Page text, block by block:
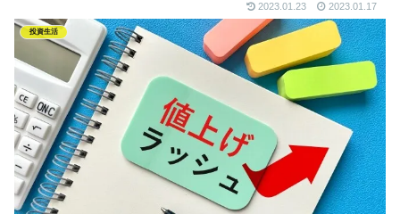
2023.01.23 2023.01.17
投資生活